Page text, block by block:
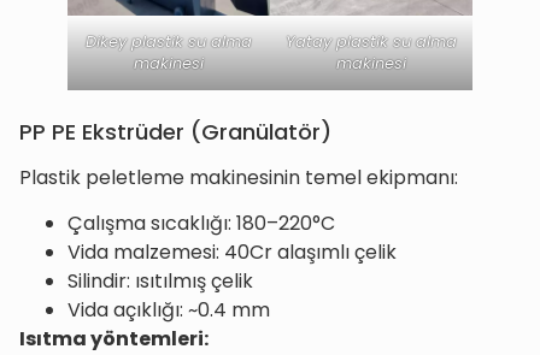
Dikey plastik su alma
makinesi
Yatay plastik su alma
makinesi
PP PE Ekstrüder (Granülatör)
Plastik peletleme makinesinin temel ekipmanı:
Çalışma sıcaklığı: 180–220°C
Vida malzemesi: 40Cr alaşımlı çelik
Silindir: ısıtılmış çelik
Vida açıklığı: ~0.4 mm
Isıtma yöntemleri: